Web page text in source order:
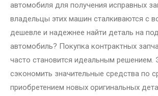
автомобиля для получения исправных
владельцы этих машин сталкиваются с
дешевле и надежнее найти деталь на
автомобиль? Покупка контрактных
часто становится идеальным решением.
сэкономить значительные средства по
приобретением новых оригинальных